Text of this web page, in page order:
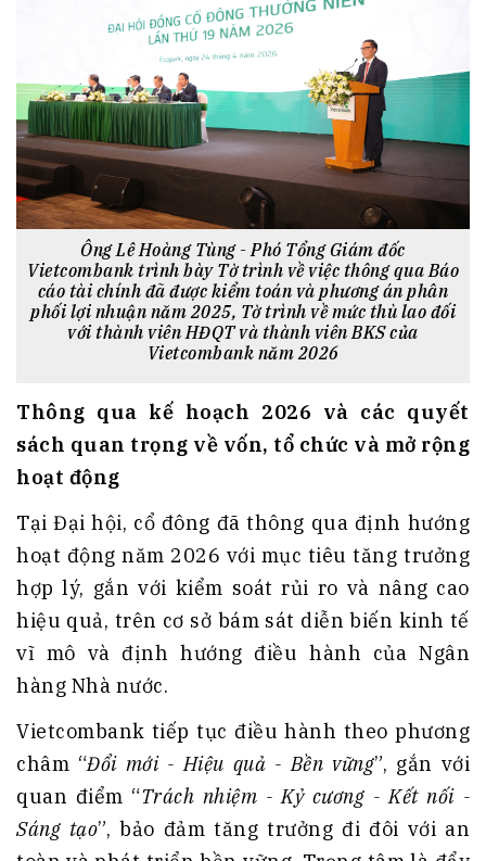
Ông Lê Hoàng Tùng - Phó Tổng Giám đốc
Vietcombank trình bày Tờ trình về việc thông qua Báo
cáo tài chính đã được kiểm toán và phương án phân
phối lợi nhuận năm 2025, Tờ trình về mức thù lao đối
với thành viên HĐQT và thành viên BKS của
Vietcombank năm 2026
Thông qua kế hoạch 2026 và các quyết
sách quan trọng về vốn, tổ chức và mở rộng
hoạt động
Tại Đại hội, cổ đông đã thông qua định hướng
hoạt động năm 2026 với mục tiêu tăng trưởng
hợp lý, gắn với kiểm soát rủi ro và nâng cao
hiệu quả, trên cơ sở bám sát diễn biến kinh tế
vĩ mô và định hướng điều hành của Ngân
hàng Nhà nước.
Vietcombank tiếp tục điều hành theo phương
châm “Đổi mới - Hiệu quả - Bền vững”, gắn với
quan điểm “Trách nhiệm - Kỷ cương - Kết nối -
Sáng tạo”, bảo đảm tăng trưởng đi đôi với an